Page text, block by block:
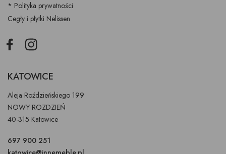
* Polityka prywatności
Cegły i płytki Nelissen
FacebookInstagram
KATOWICE
Aleja Roździeńskiego 199
NOWY ROZDZIEŃ
40-315 Katowice
697 900 251